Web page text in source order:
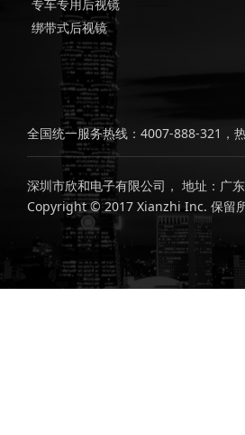
专车专用后视镜
绑带式后视镜
全国统一服务热线：4007-888-321，
深圳市欣和电子有限公司， 地址：广
Copyright © 2017 Xianzhi Inc. 保留